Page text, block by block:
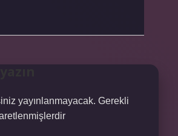
yayınlanmayacak. Gerekli